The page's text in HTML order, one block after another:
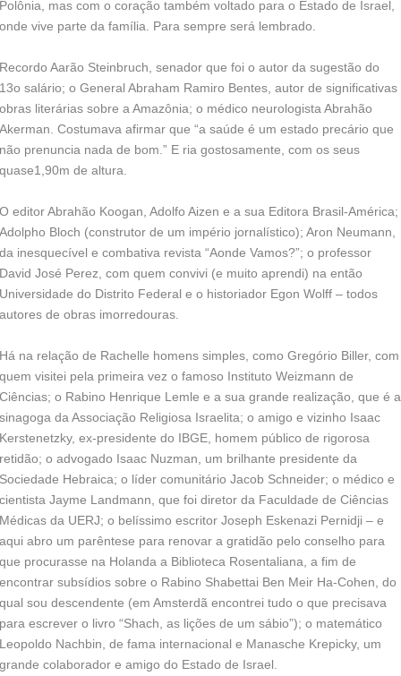
Polônia, mas com o coração também voltado para o Estado de Israel,
onde vive parte da família. Para sempre será lembrado.
Recordo Aarão Steinbruch, senador que foi o autor da sugestão do
13o salário; o General Abraham Ramiro Bentes, autor de significativas
obras literárias sobre a Amazônia; o médico neurologista Abrahão
Akerman. Costumava afirmar que “a saúde é um estado precário que
não prenuncia nada de bom.” E ria gostosamente, com os seus
quase1,90m de altura.
O editor Abrahão Koogan, Adolfo Aizen e a sua Editora Brasil-América;
Adolpho Bloch (construtor de um império jornalístico); Aron Neumann,
da inesquecível e combativa revista “Aonde Vamos?”; o professor
David José Perez, com quem convivi (e muito aprendi) na então
Universidade do Distrito Federal e o historiador Egon Wolff – todos
autores de obras imorredouras.
Há na relação de Rachelle homens simples, como Gregório Biller, com
quem visitei pela primeira vez o famoso Instituto Weizmann de
Ciências; o Rabino Henrique Lemle e a sua grande realização, que é a
sinagoga da Associação Religiosa Israelita; o amigo e vizinho Isaac
Kerstenetzky, ex-presidente do IBGE, homem público de rigorosa
retidão; o advogado Isaac Nuzman, um brilhante presidente da
Sociedade Hebraica; o líder comunitário Jacob Schneider; o médico e
cientista Jayme Landmann, que foi diretor da Faculdade de Ciências
Médicas da UERJ; o belíssimo escritor Joseph Eskenazi Pernidji – e
aqui abro um parêntese para renovar a gratidão pelo conselho para
que procurasse na Holanda a Biblioteca Rosentaliana, a fim de
encontrar subsídios sobre o Rabino Shabettai Ben Meir Ha-Cohen, do
qual sou descendente (em Amsterdã encontrei tudo o que precisava
para escrever o livro “Shach, as lições de um sábio”); o matemático
Leopoldo Nachbin, de fama internacional e Manasche Krepicky, um
grande colaborador e amigo do Estado de Israel.